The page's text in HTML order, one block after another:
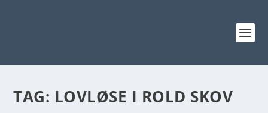
TAG: LOVLØSE I ROLD SKOV